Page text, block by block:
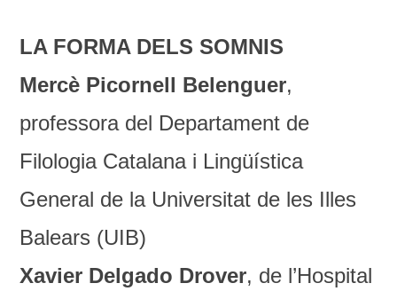
LA FORMA DELS SOMNIS
Mercè Picornell Belenguer,
professora del Departament de
Filologia Catalana i Lingüística
General de la Universitat de les Illes
Balears (UIB)
Xavier Delgado Drover, de l’Hospital